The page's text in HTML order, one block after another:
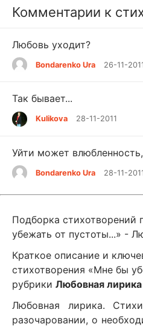
Комментарии к
Любовь уходит?
Bondarenko Ura 26-11-
Так бывает...
Kulikova 28-11-2011
Уйти может
Bondarenko Ura 28-11-
Подборка стихотворений
убежать от пустоты...» -
Краткое описание и
стихотворения «Мне бы
рубрики Любовная лирика
Любовная лирика.
разочаровании, о